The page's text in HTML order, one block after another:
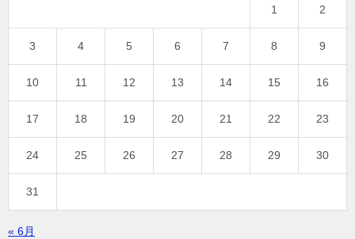
1 2
3 4 5 6 7 8 9
10 11 12 13 14 15 16
17 18 19 20 21 22 23
24 25 26 27 28 29 30
31
« 6月